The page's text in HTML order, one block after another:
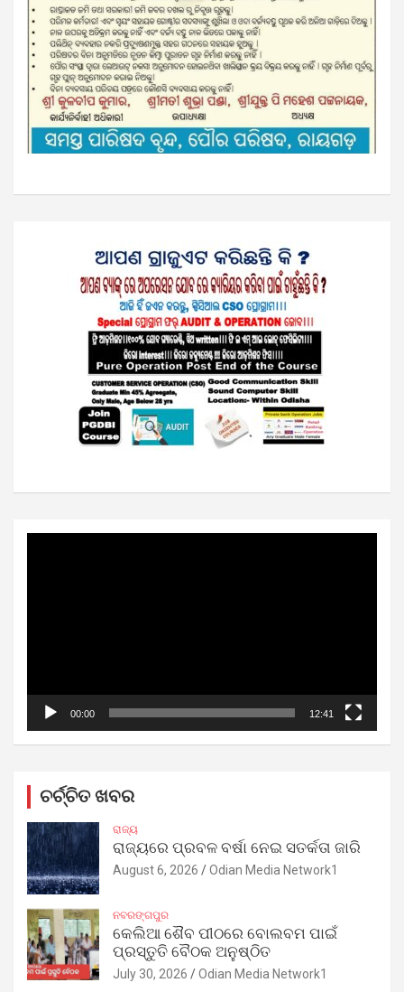
00:00 12:41
ଚର୍ଚ୍ଚିତ ଖବର
ରାଜ୍ୟ
ରାଜ୍ୟରେ ପ୍ରବଳ ବର୍ଷା ନେଇ ସତର୍କତା ଜାରି
August 6, 2026 Odian Media Network1
ନବରଙ୍ଗପୁର
କେଲିଆ ଶୈବ ପୀଠରେ ବୋଲବମ ପାଇଁ
ପ୍ରସ୍ତୁତି ବୈଠକ ଅନୁଷ୍ଠିତ
July 30, 2026 Odian Media Network1